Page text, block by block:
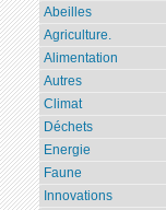
Abeilles
Agriculture.
Alimentation
Autres
Climat
Déchets
Energie
Faune
Innovations